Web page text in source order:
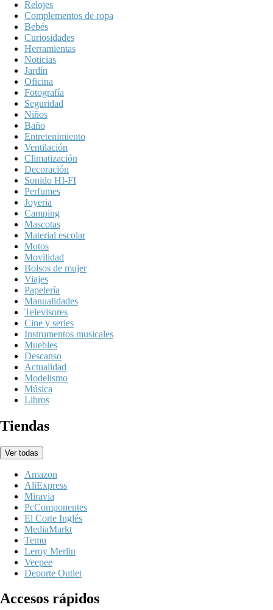
Relojes
Complementos de ropa
Bebés
Curiosidades
Herramientas
Noticias
Jardín
Oficina
Fotografía
Seguridad
Niños
Baño
Entretenimiento
Ventilación
Climatización
Decoración
Sonido HI-FI
Perfumes
Joyeria
Camping
Mascotas
Material escolar
Motos
Movilidad
Bolsos de mujer
Viajes
Papelería
Manualidades
Televisores
Cine y series
Instrumentos musicales
Muebles
Descanso
Actualidad
Modelismo
Música
Libros
Tiendas
Ver todas
Amazon
AliExpress
Miravia
PcComponentes
El Corte Inglés
MediaMarkt
Temu
Leroy Merlin
Veepee
Deporte Outlet
Accesos rápidos